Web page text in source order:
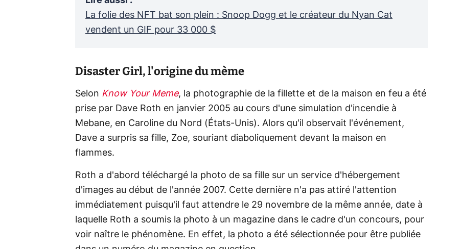
La folie des NFT bat son plein : Snoop Dogg et le créateur du Nyan Cat
vendent un GIF pour 33 000 $
Disaster Girl, l'origine du mème
Selon Know Your Meme, la photographie de la fillette et de la maison en feu a été
prise par Dave Roth en janvier 2005 au cours d'une simulation d'incendie à
Mebane, en Caroline du Nord (États-Unis). Alors qu'il observait l'événement,
Dave a surpris sa fille, Zoe, souriant diaboliquement devant la maison en
flammes.
Roth a d'abord téléchargé la photo de sa fille sur un service d'hébergement
d'images au début de l'année 2007. Cette dernière n'a pas attiré l'attention
immédiatement puisqu'il faut attendre le 29 novembre de la même année, date à
laquelle Roth a soumis la photo à un magazine dans le cadre d'un concours, pour
voir naître le phénomène. En effet, la photo a été sélectionnée pour être publiée